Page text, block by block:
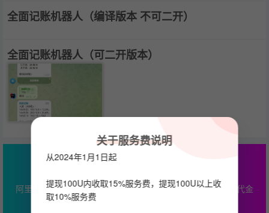
全面记账机器人（编译版本 不可二开）
全面记账机器人（可二开版本）
阿里云专属优惠，本站服务器推荐，最高￥2000云产品通用代金
关于服务费说明
从2024年1月1日起
提现100U内收取15%服务费，提现100U以上收
取10%服务费